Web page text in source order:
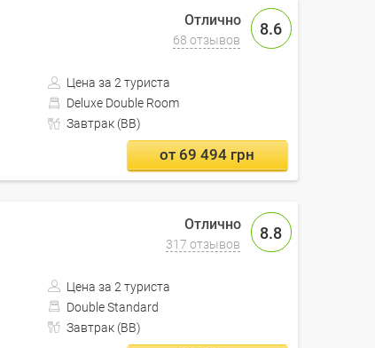
8.6
68 отзывов
Цена за 2 туриста
Deluxe Double Room
Завтрак (BB)
от 69 494 грн
8.8
317 отзывов
Цена за 2 туриста
Double Standard
Завтрак (BB)